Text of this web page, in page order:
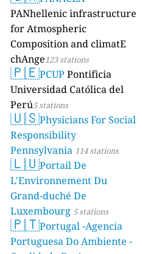
PANhellenic infrastructure
for Atmospheric
Composition and climatE
chAnge123 stations
🇵🇪PCUP Pontificia
Universidad Católica del
Perú5 stations
🇺🇸Physicians For Social
Responsibility
Pennsylvania 114 stations
🇱🇺Portail De
L'Environnement Du
Grand-duché De
Luxembourg 5 stations
🇵🇹Portugal -Agencia
Portuguesa Do Ambiente -